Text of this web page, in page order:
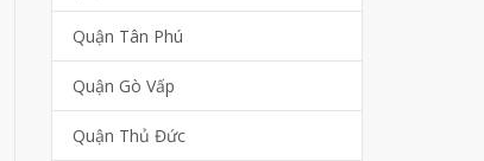
Quận Tân Phú
Quận Gò Vấp
Quận Thủ Đức